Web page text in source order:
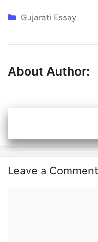
Categories
Gujarati Essay
About Author:
Leave a Comment